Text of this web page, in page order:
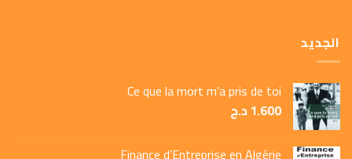
الجديد
Ce que la mort m’a pris de toi
1.600د.ج